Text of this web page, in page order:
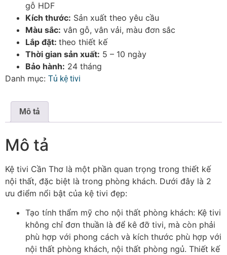
gỗ HDF
Kích thước: Sản xuất theo yêu cầu
Màu sắc: vân gỗ, vân vải, màu đơn sắc
Lắp đặt: theo thiết kế
Thời gian sản xuất: 5 – 10 ngày
Bảo hành: 24 tháng
Danh mục: Tủ kệ tivi
Mô tả
Mô tả
Kệ tivi Cần Thơ là một phần quan trọng trong thiết kế
nội thất, đặc biệt là trong phòng khách. Dưới đây là 2
ưu điểm nổi bật của kệ tivi đẹp:
Tạo tính thẩm mỹ cho nội thất phòng khách: Kệ tivi
không chỉ đơn thuần là để kê đỡ tivi, mà còn phải
phù hợp với phong cách và kích thước phù hợp với
nội thất phòng khách, nội thất phòng ngủ. Thiết kế